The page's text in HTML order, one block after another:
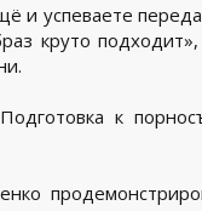
и успеваете
круто
к